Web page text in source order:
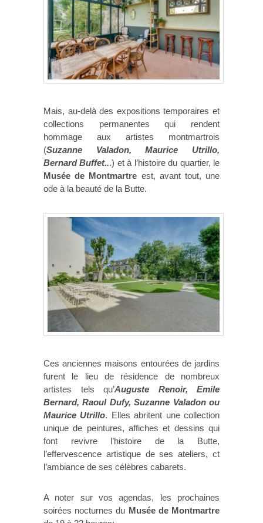
Mais, au-delà des expositions temporaires et
collections permanentes qui rendent
hommage aux artistes montmartrois
(Suzanne Valadon, Maurice Utrillo,
Bernard Buffet...) et à l’histoire du quartier, le
Musée de Montmartre est, avant tout, une
ode à la beauté de la Butte.
Ces anciennes maisons entourées de jardins
furent le lieu de résidence de nombreux
artistes tels qu’Auguste Renoir, Emile
Bernard, Raoul Dufy, Suzanne Valadon ou
Maurice Utrillo. Elles abritent une collection
unique de peintures, affiches et dessins qui
font revivre l’histoire de la Butte,
l’effervescence artistique de ses ateliers, ct
l’ambiance de ses célèbres cabarets.
A noter sur vos agendas, les prochaines
soirées nocturnes du Musée de Montmartre